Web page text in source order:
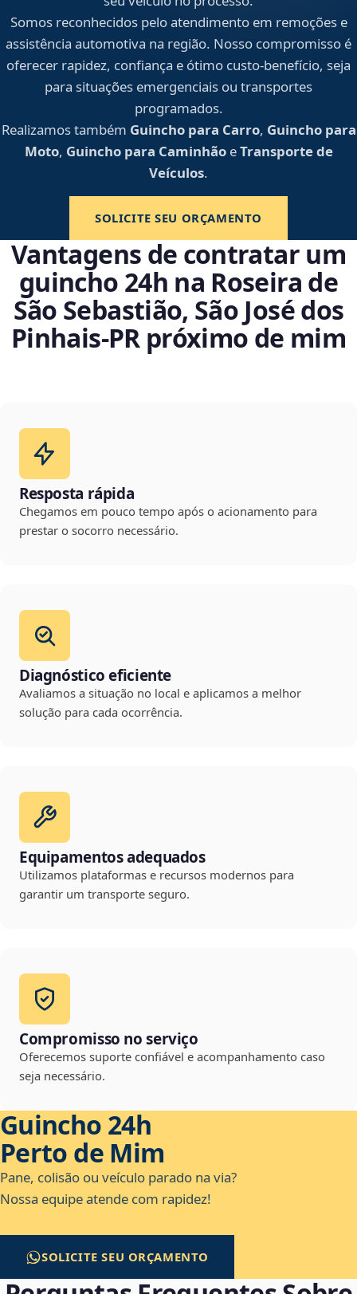
Somos reconhecidos pelo atendimento em remoções e
assistência automotiva na região. Nosso compromisso é
oferecer rapidez, confiança e ótimo custo-benefício, seja
para situações emergenciais ou transportes
programados.
Realizamos também Guincho para Carro, Guincho para
Moto, Guincho para CaminhãoeTransporte de
Veículos.
SOLICITE SEU ORÇAMENTO
Vantagens de contratar um
guincho 24h na Roseira de
São Sebastião, São José dos
Pinhais‑PR próximo de mim
Resposta rápida
Chegamos em pouco tempo após o acionamento para
prestar o socorro necessário.
Diagnóstico eficiente
Avaliamos a situação no local e aplicamos a melhor
solução para cada ocorrência.
Equipamentos adequados
Utilizamos plataformas e recursos modernos para
garantir um transporte seguro.
Compromisso no serviço
Oferecemos suporte confiável e acompanhamento caso
seja necessário.
Guincho 24h
Perto de Mim
Pane, colisão ou veículo parado na via?
Nossa equipe atende com rapidez!
SOLICITE SEU ORÇAMENTO